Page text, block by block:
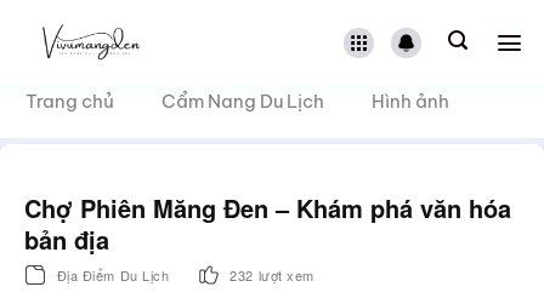
dungTrang chủ Cẩm Nang Du Lịch Hình ảnh
Chợ Phiên Măng Đen – Khám phá văn hóa
bản địa
Địa Điểm Du Lịch 232 lượt xem